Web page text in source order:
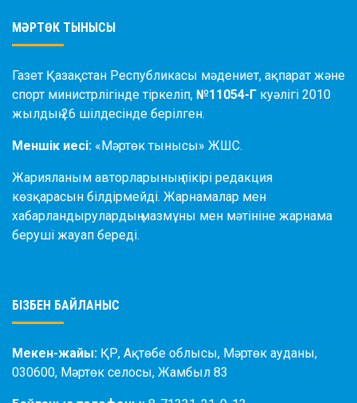
МӘРТӨК ТЫНЫСЫ
Газет Қазақстан Республикасы мәдениет, ақпарат және
спорт министрлігінде тіркеліп, №11054-Г куәлігі 2010
жылдың 26 шілдесінде берілген.
Меншік иесі: «Мәртөк тынысы» ЖШС.
Жарияланым авторларының пікірі редакция
көзқарасын білдірмейді. Жарнамалар мен
хабарландырулардың мазмұны мен мәтініне жарнама
беруші жауап береді.
БІЗБЕН БАЙЛАНЫС
Мекен-жайы: ҚР, Ақтөбе облысы, Мәртөк ауданы,
030600, Мәртөк селосы, Жамбыл 83